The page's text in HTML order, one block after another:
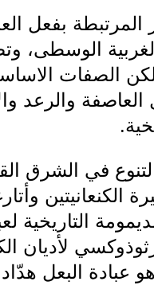
بفعل
الوسطى،
الصفات
والرعد
في الشرق
الكنعانيتين
التاريخية
لأديان
عبادة البعل